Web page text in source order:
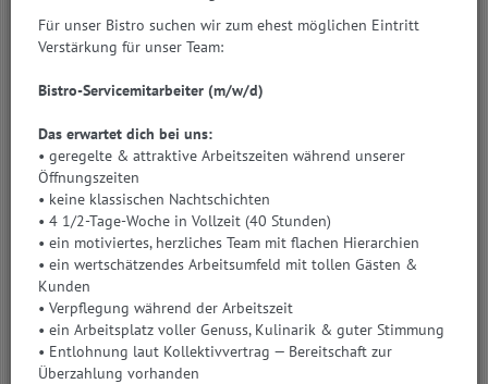
Landesgericht Salzburg
Firmenbuchnummer:
FN 400039v
Kammerzugehörigkeit:
Wirtschaftskammer Salzburg
Zulassungsnummer
Fachgruppe:
LG Lebensmittelhandel
Grundlegende Richtung der Website:
Für unser Bistro suchen wir zum ehest möglichen Eintritt
Verstärkung für unser Team:
Bistro-Servicemitarbeiter (m/w/d)
Das erwartet dich bei uns:
• geregelte & attraktive Arbeitszeiten während unserer
Öffnungszeiten
• keine klassischen Nachtschichten
• 4 1/2-Tage-Woche in Vollzeit (40 Stunden)
• ein motiviertes, herzliches Team mit flachen Hierarchien
• ein wertschätzendes Arbeitsumfeld mit tollen Gästen &
Kunden
• Verpflegung während der Arbeitszeit
• ein Arbeitsplatz voller Genuss, Kulinarik & guter Stimmung
• Entlohnung laut Kollektivvertrag — Bereitschaft zur
Überzahlung vorhanden